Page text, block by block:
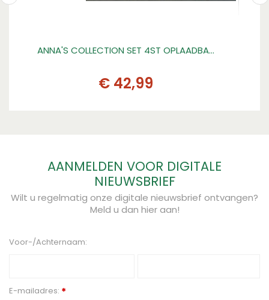
ANNA'S COLLECTION SET 4ST OPLAADBA…
€ 42,99
AANMELDEN VOOR DIGITALE
NIEUWSBRIEF
Wilt u regelmatig onze digitale nieuwsbrief ontvangen?
Meld u dan hier aan!
Voor-/Achternaam:
E-mailadres: *